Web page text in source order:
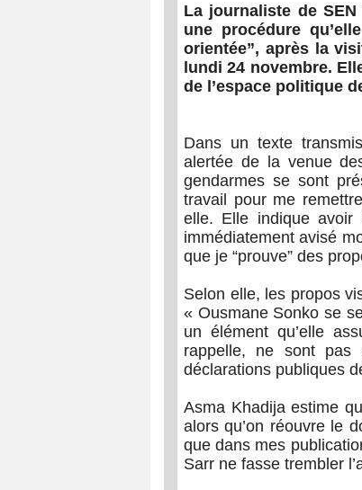
La journaliste de
une procédure
orientée”, après la
lundi 24 novembre.
de l’espace politique
Dans un texte
alertée de la venue
gendarmes se sont
travail pour me
elle. Elle indique avoir
immédiatement avisé
que je “prouve” des
Selon elle, les propos
« Ousmane Sonko se
un élément qu’elle
rappelle, ne sont pas
déclarations publiques
Asma Khadija estime
alors qu’on réouvre le
que dans mes
Sarr ne fasse trembler